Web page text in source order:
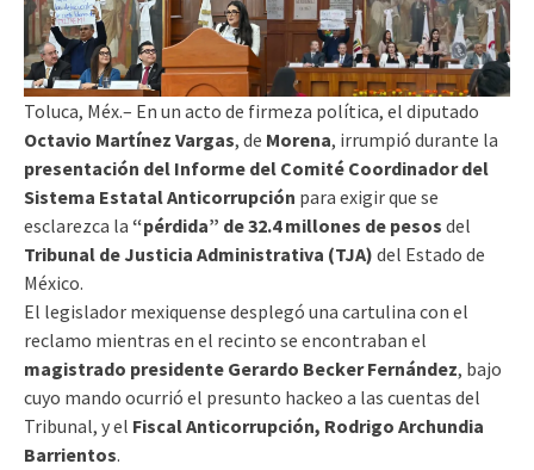
Toluca, Méx.– En un acto de firmeza política, el diputado
Octavio Martínez Vargas, de Morena, irrumpió durante la
presentación del Informe del Comité Coordinador del
Sistema Estatal Anticorrupción para exigir que se
esclarezca la “pérdida” de 32.4 millones de pesos del
Tribunal de Justicia Administrativa (TJA) del Estado de
México.
El legislador mexiquense desplegó una cartulina con el
reclamo mientras en el recinto se encontraban el
magistrado presidente Gerardo Becker Fernández, bajo
cuyo mando ocurrió el presunto hackeo a las cuentas del
Tribunal, y el Fiscal Anticorrupción, Rodrigo Archundia
Barrientos.